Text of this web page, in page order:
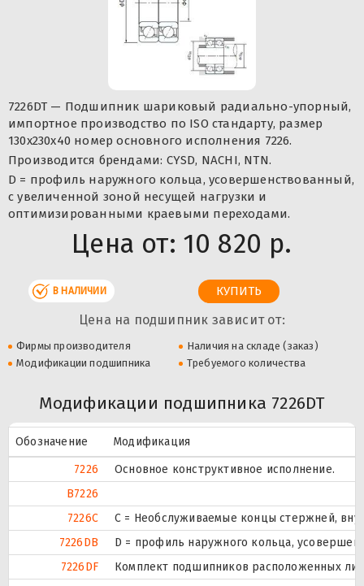
7226DT — Подшипник шариковый радиально-упорный,
импортное производство по ISO стандарту, размер
130x230x40 номер основного исполнения 7226.
Производится брендами: CYSD, NACHI, NTN.
D = профиль наружного кольца, усовершенствованный,
с увеличенной зоной несущей нагрузки и
оптимизированными краевыми переходами.
Цена от: 10 820 р.
В НАЛИЧИИ
Цена на подшипник зависит от:
Фирмы производителя
Наличия на складе (заказ)
Модификации подшипника
Требуемого количества
Модификации подшипника 7226DT
Обозначение
Модификация
7226
Основное конструктивное исполнение.
B7226
7226C
С = Необслуживаемые концы стержней,
7226DB
D = профиль наружного кольца,
7226DF
Комплект подшипников расположенных